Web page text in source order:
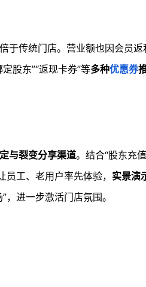
于传统门店。营业额也因会员
股东”“返现卡券”等多种优惠券
与裂变分享渠道。结合“股东充
工、老用户率先体验， 实景演
进一步激活门店氛围。